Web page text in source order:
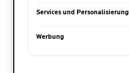
Services und Personalisierung
Werbung